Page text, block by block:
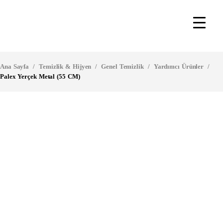
Ana Sayfa / Temizlik & Hijyen / Genel Temizlik / Yardımcı Ürünler /
Palex Yerçek Metal (55 CM)